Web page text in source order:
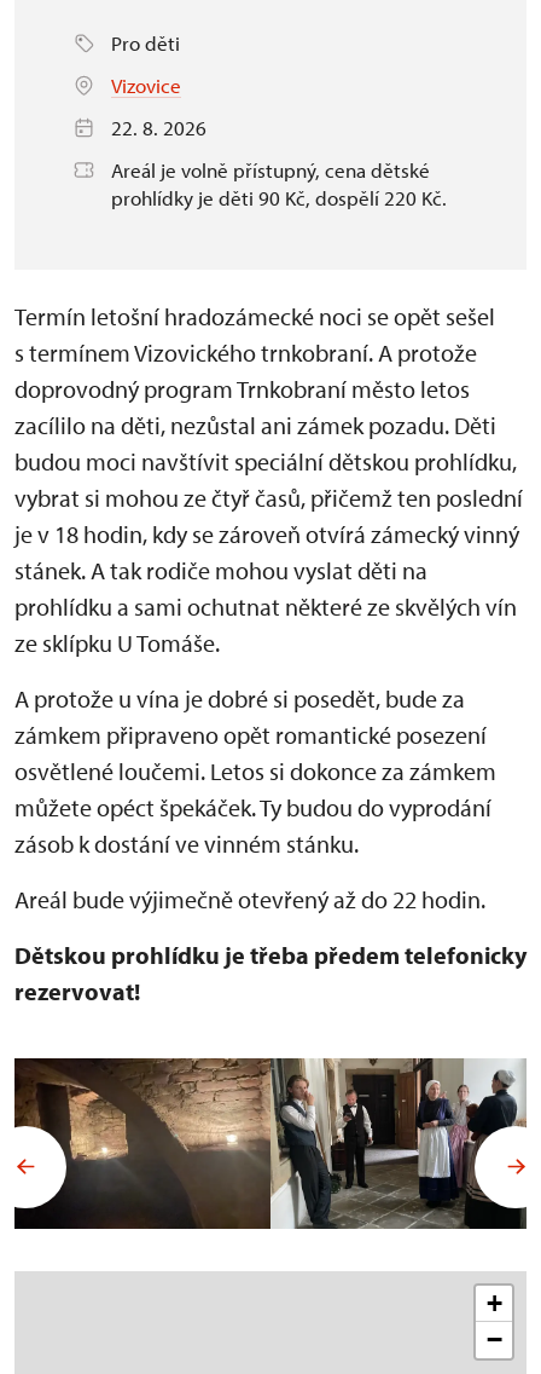
Pro děti
Vizovice
22. 8. 2026
Areál je volně přístupný, cena dětské
prohlídky je děti 90 Kč, dospělí 220 Kč.
Termín letošní hradozámecké noci se opět sešel
s termínem Vizovického trnkobraní. A protože
doprovodný program Trnkobraní město letos
zacílilo na děti, nezůstal ani zámek pozadu. Děti
budou moci navštívit speciální dětskou prohlídku,
vybrat si mohou ze čtyř časů, přičemž ten poslední
je v 18 hodin, kdy se zároveň otvírá zámecký vinný
stánek. A tak rodiče mohou vyslat děti na
prohlídku a sami ochutnat některé ze skvělých vín
ze sklípku U Tomáše.
A protože u vína je dobré si posedět, bude za
zámkem připraveno opět romantické posezení
osvětlené loučemi. Letos si dokonce za zámkem
můžete opéct špekáček. Ty budou do vyprodání
zásob k dostání ve vinném stánku.
Areál bude výjimečně otevřený až do 22 hodin.
Dětskou prohlídku je třeba předem telefonicky
rezervovat!
+
−